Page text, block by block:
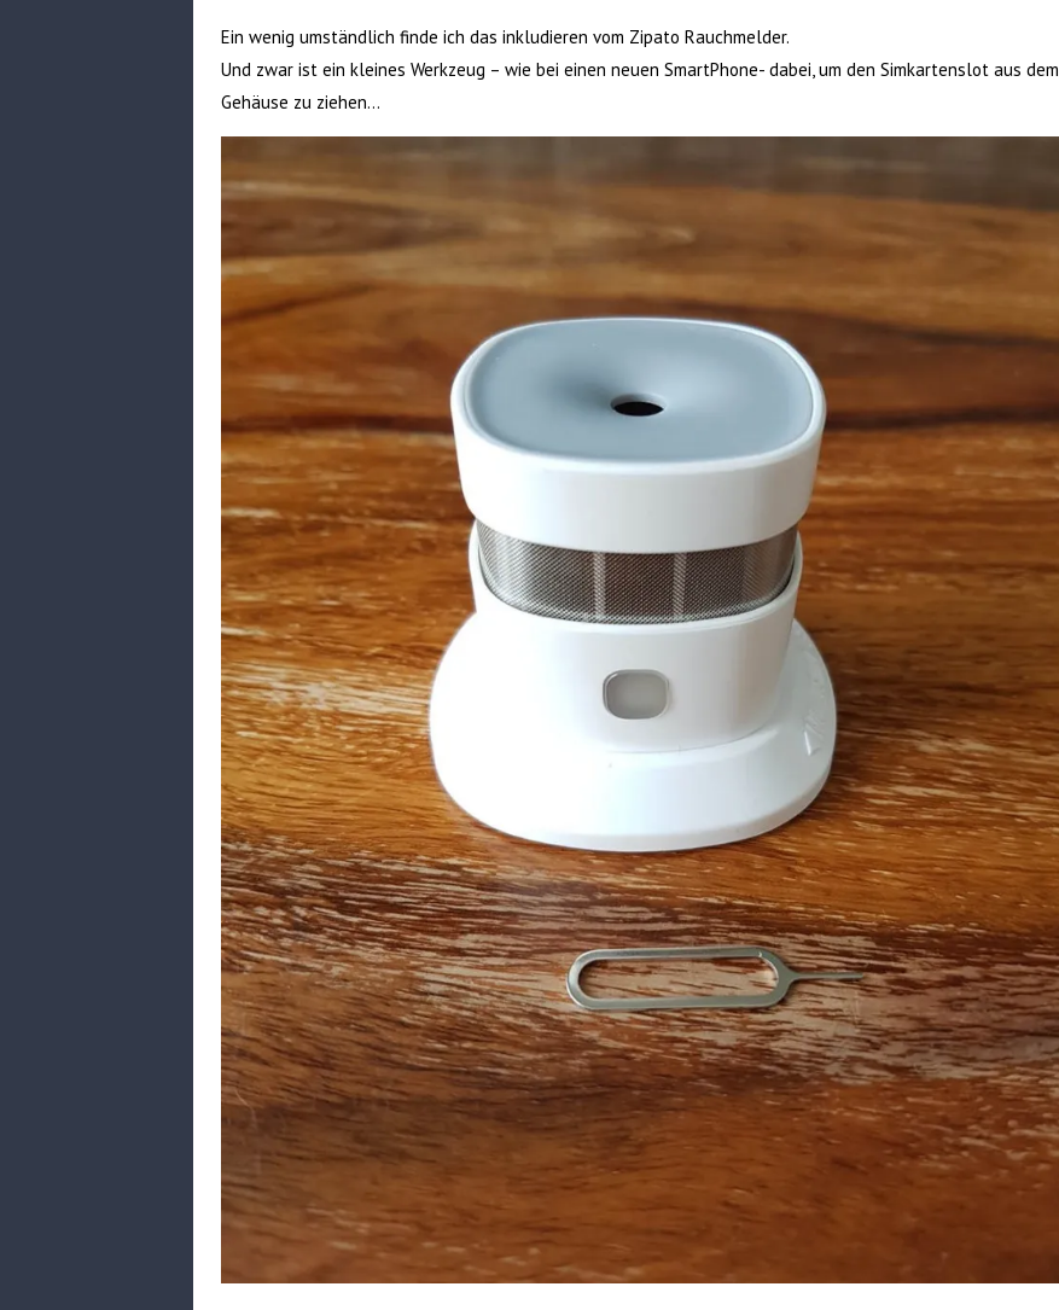
Ein wenig umständlich finde ich das inkludieren vom Zipato Rauchmelder.
Und zwar ist ein kleines Werkzeug – wie bei einen neuen SmartPhone- dabei, um den Simkartenslot aus dem
Gehäuse zu ziehen…